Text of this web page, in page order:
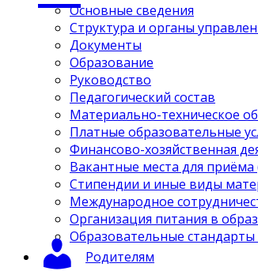
Основные сведения
Структура и органы
Документы
Образование
Руководство
Педагогический состав
Материально-техническое
Платные образовательные
Финансово-хозяйственная
Вакантные места для приёма
Стипендии и иные виды
Международное
Организация питания в
Образовательные стандарты
Родителям